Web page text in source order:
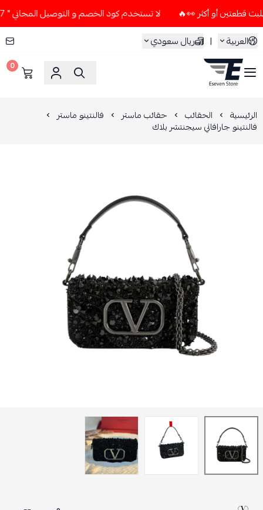
لا تستخدم كود الخصم و التوصيل المجاني " N7 " إلا إذا طلبت قطعتين أو أكثر 👀🔥
العربية
| ريال سعودي
ESEVEN STORE
0
الرئيسية الحقائب حقائب ماستر فالنتينو ماستر
فالنتينو جارافاني سيجنتشر بلاك